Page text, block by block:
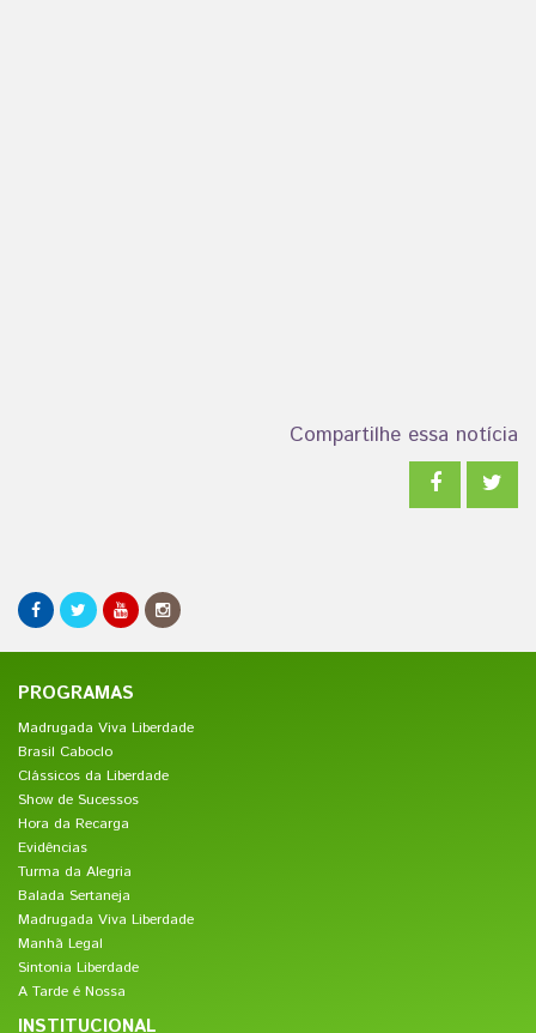
Compartilhe essa notícia
PROGRAMAS
Madrugada Viva Liberdade
Brasil Caboclo
Clássicos da Liberdade
Show de Sucessos
Hora da Recarga
Evidências
Turma da Alegria
Balada Sertaneja
Madrugada Viva Liberdade
Manhã Legal
Sintonia Liberdade
A Tarde é Nossa
INSTITUCIONAL